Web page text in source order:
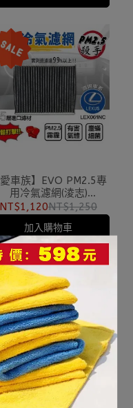
愛車族】EVO PM2.5專
用冷氣濾網(淩志)
LEX061NC LEXUS
NT$1,120NT$1,250
加入購物車